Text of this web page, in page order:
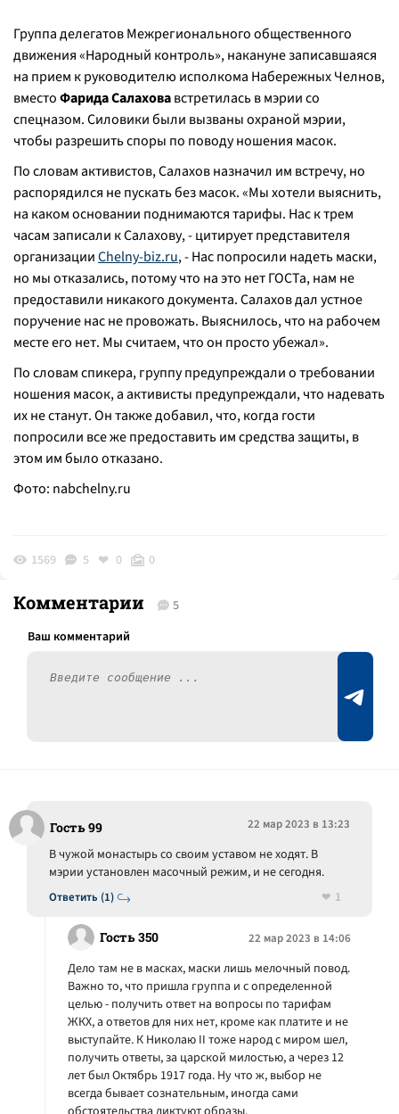
Группа делегатов Межрегионального общественного
движения «Народный контроль», накануне записавшаяся
на прием к руководителю исполкома Набережных Челнов,
вместоФарида Салаховавстретилась в мэрии со
спецназом. Силовики были вызваны охраной мэрии,
чтобы разрешить споры по поводу ношения масок.
По словам активистов, Салахов назначил им встречу, но
распорядился не пускать без масок. «Мы хотели выяснить,
на каком основании поднимаются тарифы. Нас к трем
часам записали к Салахову, - цитирует представителя
организацииChelny-biz.ru, - Нас попросили надеть маски,
но мы отказались, потому что на это нет ГОСТа, нам не
предоставили никакого документа. Салахов дал устное
поручение нас не провожать. Выяснилось, что на рабочем
месте его нет. Мы считаем, что он просто убежал».
По словам спикера, группу предупреждали о требовании
ношения масок, а активисты предупреждали, что надевать
их не станут. Он также добавил, что, когда гости
попросили все же предоставить им средства защиты, в
этом им было отказано.
Фото: nabchelny.ru
1569 5 0 0
Комментарии 5
Гость 99 22 мар 2023 в 13:23
Ответить (1)
В чужой монастырь со своим уставом не ходят. В
мэрии установлен масочный режим, и не сегодня.
1
Гость 350 22 мар 2023 в 14:06
Дело там не в масках, маски лишь мелочный повод.
Важно то, что пришла группа и с определенной
целью - получить ответ на вопросы по тарифам
ЖКХ, а ответов для них нет, кроме как платите и не
выступайте. К Николаю II тоже народ с миром шел,
получить ответы, за царской милостью, а через 12
лет был Октябрь 1917 года. Ну что ж, выбор не
всегда бывает сознательным, иногда сами